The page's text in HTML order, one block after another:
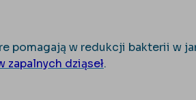
pomagają w redukcji bakterii w
zapalnych dziąseł.